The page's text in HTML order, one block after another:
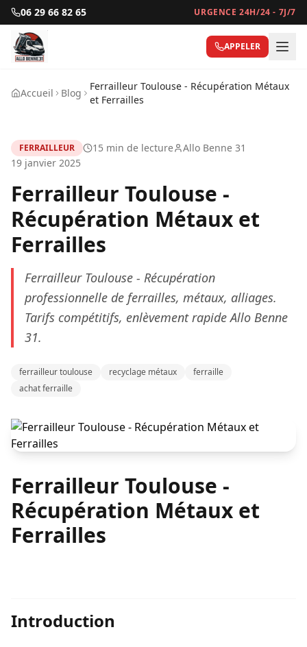
06 29 66 82 65 URGENCE 24H/24 - 7J/7
APPELER
Accueil Blog
Ferrailleur Toulouse - Récupération Métaux
et Ferrailles
FERRAILLEUR 15 min de lecture
Allo Benne 31
19 janvier 2025
Ferrailleur Toulouse -
Récupération Métaux et
Ferrailles
Ferrailleur Toulouse - Récupération
professionnelle de ferrailles, métaux, alliages.
Tarifs compétitifs, enlèvement rapide Allo Benne
31.
ferrailleur toulouse recyclage métaux
ferraille
achat ferraille
Ferrailleur Toulouse -
Récupération Métaux et
Ferrailles
Introduction